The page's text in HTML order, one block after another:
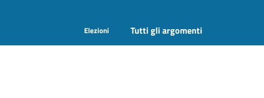
Elezioni Tutti gli argomenti